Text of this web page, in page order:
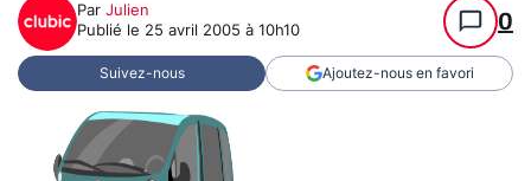
Par Julien
Publié le 25 avril 2005 à 10h10 0
Suivez-nous Ajoutez-nous en favori